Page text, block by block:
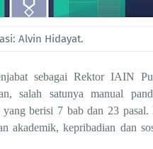
Alvin Hidayat.
sebagai Rektor IAIN
salah satunya manual
berisi 7 bab dan 23 pasal.
akademik, kepribadian dan